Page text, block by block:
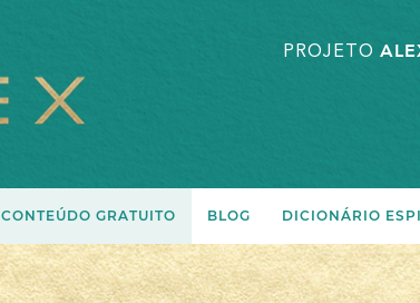
PROJETO
CONTEÚDO GRATUITO
ASAS
BLOG DICIONÁRIO